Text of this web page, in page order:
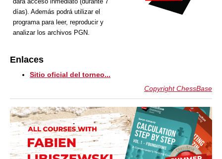
días). Además podrá utilizar el
programa para leer, reproducir y
analizar los archivos PGN.
Enlaces
Sitio oficial del torneo...
Copyright ChessBase